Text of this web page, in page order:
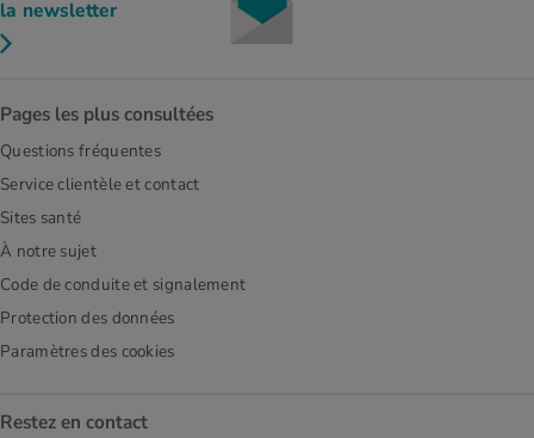
la newsletter
Pages les plus consultées
Questions fréquentes
Service clientèle et contact
Sites santé
À notre sujet
Code de conduite et signalement
Protection des données
Paramètres des cookies
Restez en contact